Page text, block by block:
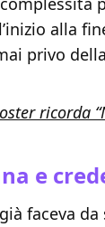
alla
privo
ricorda
e
faceva